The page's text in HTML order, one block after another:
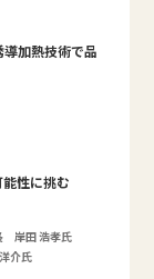
加熱技術で品
能性に挑む
岸田 浩孝氏
介氏